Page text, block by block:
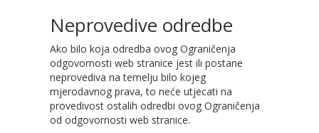
Neprovedive odredbe
Ako bilo koja odredba ovog Ograničenja
odgovornosti web stranice jest ili postane
neprovediva na temelju bilo kojeg
mjerodavnog prava, to neće utjecati na
provedivost ostalih odredbi ovog Ograničenja
od odgovornosti web stranice.